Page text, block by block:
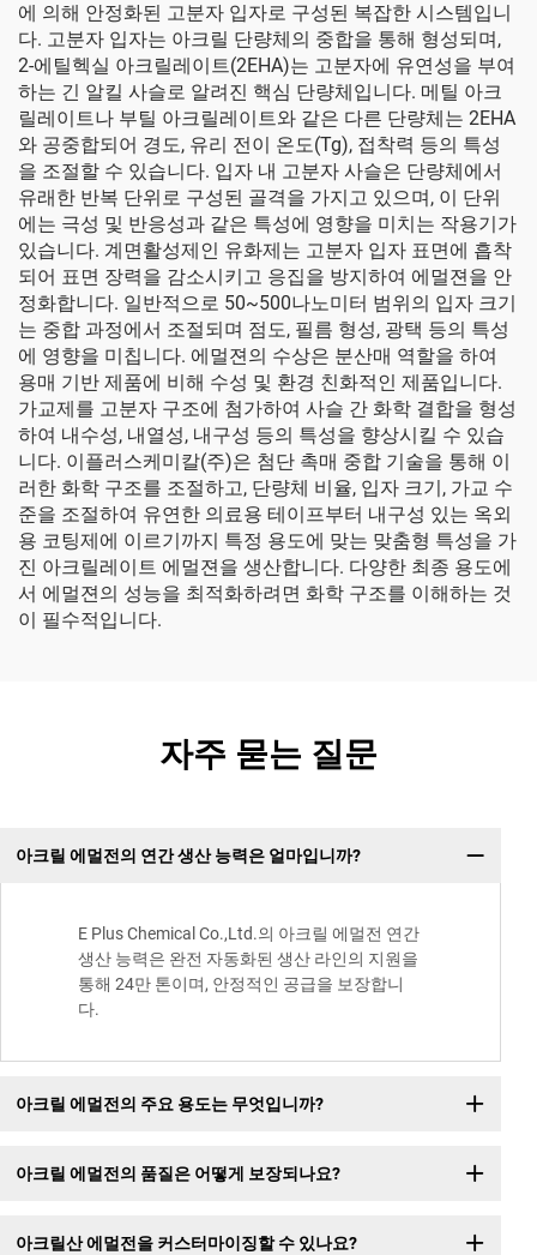
에 의해 안정화된 고분자 입자로 구성된 복잡한 시스템입니
다. 고분자 입자는 아크릴 단량체의 중합을 통해 형성되며,
2-에틸헥실 아크릴레이트(2EHA)는 고분자에 유연성을 부여
하는 긴 알킬 사슬로 알려진 핵심 단량체입니다. 메틸 아크
릴레이트나 부틸 아크릴레이트와 같은 다른 단량체는 2EHA
와 공중합되어 경도, 유리 전이 온도(Tg), 접착력 등의 특성
을 조절할 수 있습니다. 입자 내 고분자 사슬은 단량체에서
유래한 반복 단위로 구성된 골격을 가지고 있으며, 이 단위
에는 극성 및 반응성과 같은 특성에 영향을 미치는 작용기가
있습니다. 계면활성제인 유화제는 고분자 입자 표면에 흡착
되어 표면 장력을 감소시키고 응집을 방지하여 에멀젼을 안
정화합니다. 일반적으로 50~500나노미터 범위의 입자 크기
는 중합 과정에서 조절되며 점도, 필름 형성, 광택 등의 특성
에 영향을 미칩니다. 에멀젼의 수상은 분산매 역할을 하여
용매 기반 제품에 비해 수성 및 환경 친화적인 제품입니다.
가교제를 고분자 구조에 첨가하여 사슬 간 화학 결합을 형성
하여 내수성, 내열성, 내구성 등의 특성을 향상시킬 수 있습
니다. 이플러스케미칼(주)은 첨단 촉매 중합 기술을 통해 이
러한 화학 구조를 조절하고, 단량체 비율, 입자 크기, 가교 수
준을 조절하여 유연한 의료용 테이프부터 내구성 있는 옥외
용 코팅제에 이르기까지 특정 용도에 맞는 맞춤형 특성을 가
진 아크릴레이트 에멀젼을 생산합니다. 다양한 최종 용도에
서 에멀젼의 성능을 최적화하려면 화학 구조를 이해하는 것
이 필수적입니다.
자주 묻는 질문
아크릴 에멀전의 연간 생산 능력은 얼마입니까?
E Plus Chemical Co.,Ltd.의 아크릴 에멀전 연간
생산 능력은 완전 자동화된 생산 라인의 지원을
통해 24만 톤이며, 안정적인 공급을 보장합니
다.
아크릴 에멀전의 주요 용도는 무엇입니까?
아크릴 에멀전의 품질은 어떻게 보장되나요?
아크릴산 에멀전을 커스터마이징할 수 있나요?